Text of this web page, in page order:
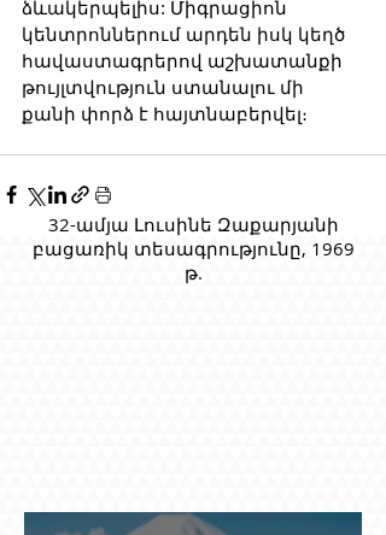
ձևակերպելիս: Միգրացիոն
կենտրոններում արդեն իսկ կեղծ
հավաստագրերով աշխատանքի
թույլտվություն ստանալու մի
քանի փորձ է հայտնաբերվել։
32-ամյա Լուսինե Զաքարյանի
բացառիկ տեսագրությունը, 1969
թ.